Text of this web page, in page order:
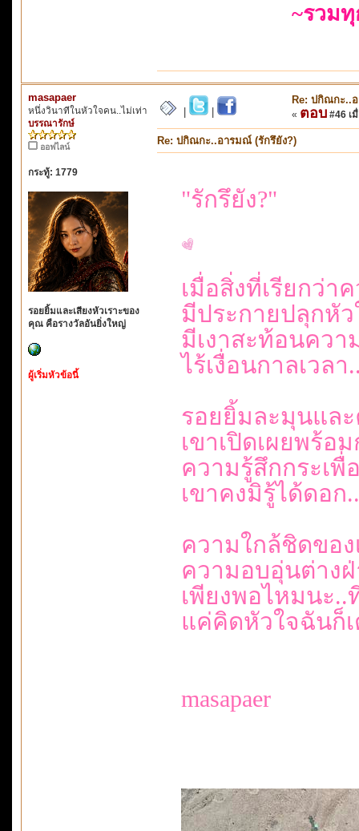
~รวม
masapaer
หนึ่งวินาทีในหัวใจคน..ไม่เท่า
บรรณารักษ์
ออฟไลน์
กระทู้: 1779
รอยยิ้มและเสียงหัวเราะของ
คุณ คือรางวัลอันยิ่งใหญ่
ผู้เริ่มหัวข้อนี้
Re: ปกิณกะ..
« ตอบ #46 เ
Re: ปกิณกะ..อารมณ์ (รักรึยัง?)
"รักรึยัง?"
เมื่อสิ่งที่เรียกว่า
มีประกายปลุกหั
มีเงาสะท้อนคว
ไร้เงื่อนกาลเวลา
รอยยิ้มละมุนแล
เขาเปิดเผยพร้อ
ความรู้สึกกระเพื่
เขาคงมิรู้ได้ดอก
ความใกล้ชิดขอ
ความอบอุ่นต่าง
เพียงพอไหมนะ..
แค่คิดหัวใจฉันก็เ
masapaer